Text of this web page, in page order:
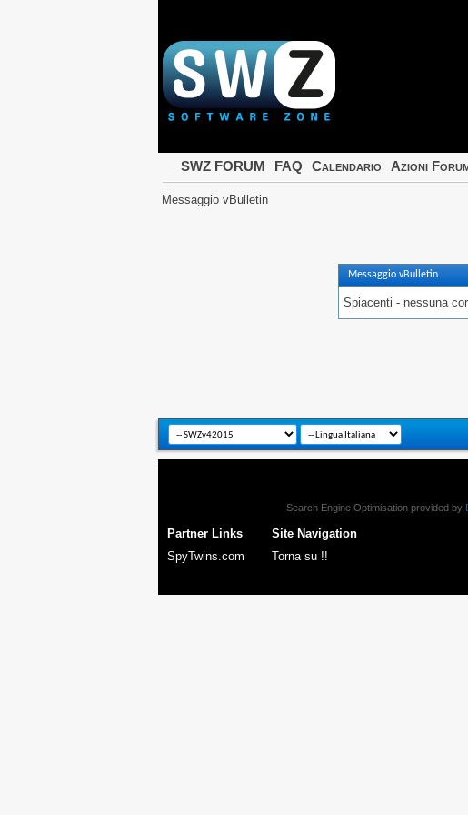
SWZ FORUM FAQ Calendario Azioni
Messaggio vBulletin
Messaggio vBulletin
Spiacenti - nessuna
Search Engine Optimisation provided by
Partner Links
SpyTwins.com
Site Navigation
Torna su !!